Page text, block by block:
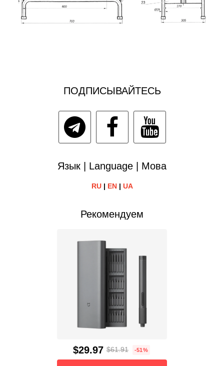
ПОДПИСЫВАЙТЕСЬ
Язык | Language | Мова
RU| EN| UA
Рекомендуем
$29.97 $61.91 -51%